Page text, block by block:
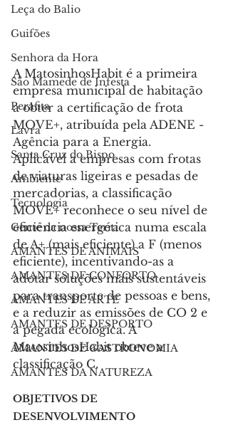
Leça do Balio
Guifões
Senhora da Hora
São Mamede de Infesta
Perafita
Lavra
Santa Cruz do Bispo
Ambiente
Tecnologia
Gente da nossa Terra
AMANTES DE ANIMAIS
AMANTES DE CONFORTO
AMANTES DE ARTE
AMANTES DE DESPORTO
AMANTES DE GASTRONOMIA
AMANTES DA NATUREZA
A MatosinhosHabit é a primeira
empresa municipal de habitação
a obter a certificação de frota
MOVE+, atribuída pela ADENE -
Agência para a Energia.
Aplicável a empresas com frotas
de viaturas ligeiras e pesadas de
mercadorias, a classificação
MOVE+ reconhece o seu nível de
eficiência energética numa escala
de A+ (mais eficiente) a F (menos
eficiente), incentivando-as a
adotar soluções mais sustentáveis
para transporte de pessoas e bens,
e a reduzir as emissões de CO 2 e
a pegada ecológica. A
MatosinhosHabit obteve a
classificação C.
OBJETIVOS DE
DESENVOLVIMENTO